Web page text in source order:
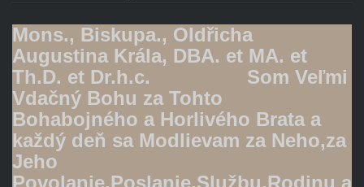
Mons., Biskupa., Oldřicha
Augustina Krála, DBA. et MA. et
Th.D. et Dr.h.c. Som Veľmi
Vdačný Bohu za Tohto
Bohabojného a Horlivého Brata a
každý deň sa Modlievam za Neho,za
Jeho